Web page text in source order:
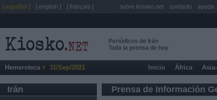
Periódicos de Irán
Toda la prensa de hoy
Hemeroteca 11/Sep/2021 Inicio África
Irán Prensa de Información
[ español ] [ english ] [ français ] sobre Kiosko.net contacto ayuda